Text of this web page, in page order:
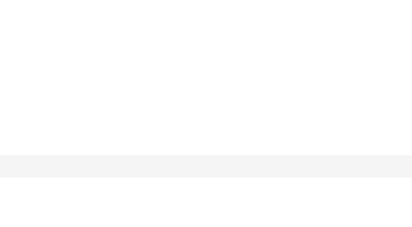
持国有科技型企业将